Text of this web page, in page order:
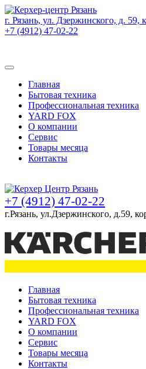
г. Рязань, ул. Дзержинского, д. 59,
+7 (4912) 47-02-22
Главная
Бытовая техника
Профессиональная техника
YARD FOX
О компании
Сервис
Товары месяца
Контакты
+7 (4912) 47-02-22
г.Рязань, ул.Дзержинского, д.59,
Главная
Бытовая техника
Профессиональная техника
YARD FOX
О компании
Сервис
Товары месяца
Контакты